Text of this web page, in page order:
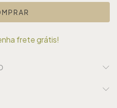
frete grátis!